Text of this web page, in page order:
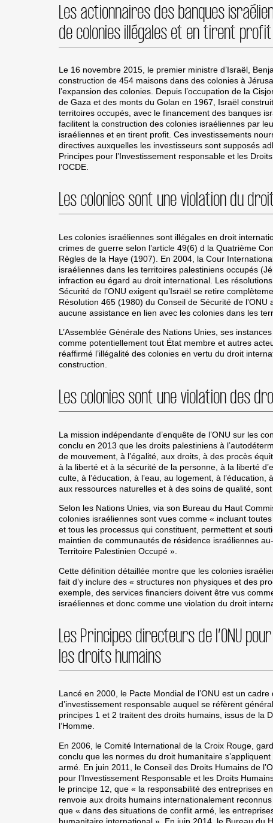
Les actionnaires des banques
de colonies illégales et en tirent profit
Le 16 novembre 2015, le premier ministre d’Israël,
construction de 454 maisons dans des colonies à
l’expansion des colonies. Depuis l’occupation de la
de Gaza et des monts du Golan en 1967, Israël
territoires occupés, avec le financement des banques
facilitent la construction des colonies israéliennes par
israéliennes et en tirent profit. Ces investissements
directives auxquelles les investisseurs sont supposés
Principes pour l’Investissement responsable et les
l’OCDE.
Les colonies sont une violation du
Les colonies israéliennes sont illégales en droit
crimes de guerre selon l’article 49(6) d la Quatrième
Règles de la Haye (1907). En 2004, la Cour
israéliennes dans les territoires palestiniens occupés
infraction eu égard au droit international. Les
Sécurité de l’ONU exigent qu’Israël se retire
Résolution 465 (1980) du Conseil de Sécurité de l’ONU
aucune assistance en lien avec les colonies dans les
L’Assemblée Générale des Nations Unies, ses
comme potentiellement tout État membre et autres
réaffirmé l’illégalité des colonies en vertu du droit
construction.
Les colonies sont une violation des
La mission indépendante d’enquête de l’ONU sur les
conclu en 2013 que les droits palestiniens à
de mouvement, à l’égalité, aux droits, à des procès
à la liberté et à la sécurité de la personne, à la liberté
culte, à l’éducation, à l’eau, au logement, à
aux ressources naturelles et à des soins de qualité,
Selon les Nations Unies, via son Bureau du Haut
colonies israéliennes sont vues comme « incluant
et tous les processus qui constituent, permettent et
maintien de communautés de résidence israéliennes
Territoire Palestinien Occupé ».
Cette définition détaillée montre que les colonies
fait d’y inclure des « structures non physiques et des
exemple, des services financiers doivent être vus
israéliennes et donc comme une violation du droit
Les Principes directeurs de l’ONU
les droits humains
Lancé en 2000, le Pacte Mondial de l’ONU est un
d’investissement responsable auquel se réfèrent
principes 1 et 2 traitent des droits humains, issus de la
l’Homme.
En 2006, le Comité International de la Croix Rouge,
conclu que les normes du droit humanitaire
armé. En juin 2011, le Conseil des Droits Humains de
pour l’Investissement Responsable et les Droits
le principe 12, que « la responsabilité des entreprises
renvoie aux droits humains internationalement
que « dans des situations de conflit armé, les
humanitaire international ». En juin 2014, le Bureau du